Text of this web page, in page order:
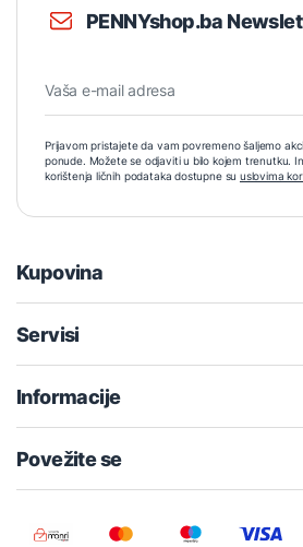
PENNYshop.ba
Prijavom pristajete da vam povremeno šaljemo
ponude. Možete se odjaviti u bilo kojem trenutku.
korištenja ličnih podataka dostupne su uslovima
Kupovina
Servisi
Informacije
Povežite se